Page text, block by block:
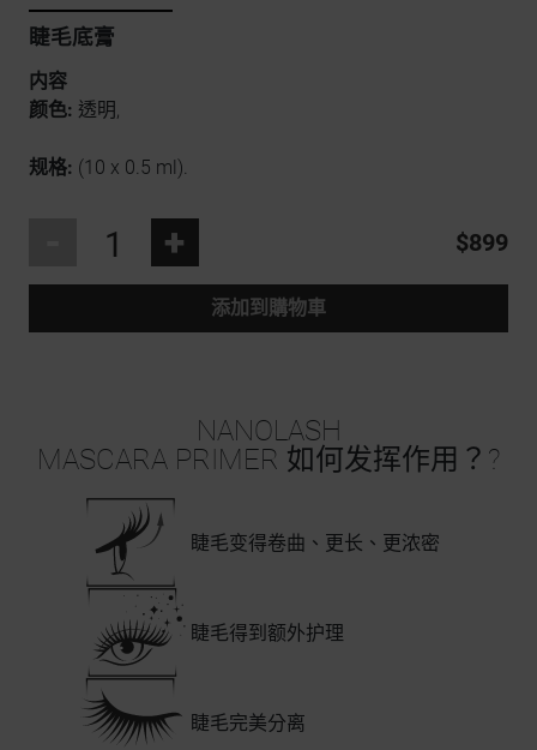
睫毛底膏
内容
颜色: 透明,
规格: (10 x 0.5 ml).
+ $899
添加到購物車
NANOLASH
MASCARA PRIMER 如何发挥作用？?
睫毛变得卷曲、更长、更浓密
睫毛得到额外护理
睫毛完美分离